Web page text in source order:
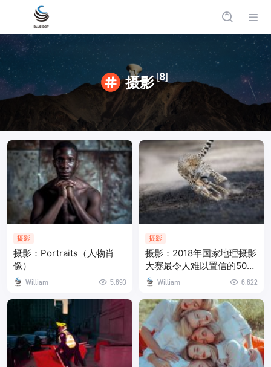
摄影[8]
摄影
摄影：Portraits（人物肖
像）
William 5,693
摄影
摄影：2018年国家地理摄影
大赛最令人难以置信的50张
照片William 6,622